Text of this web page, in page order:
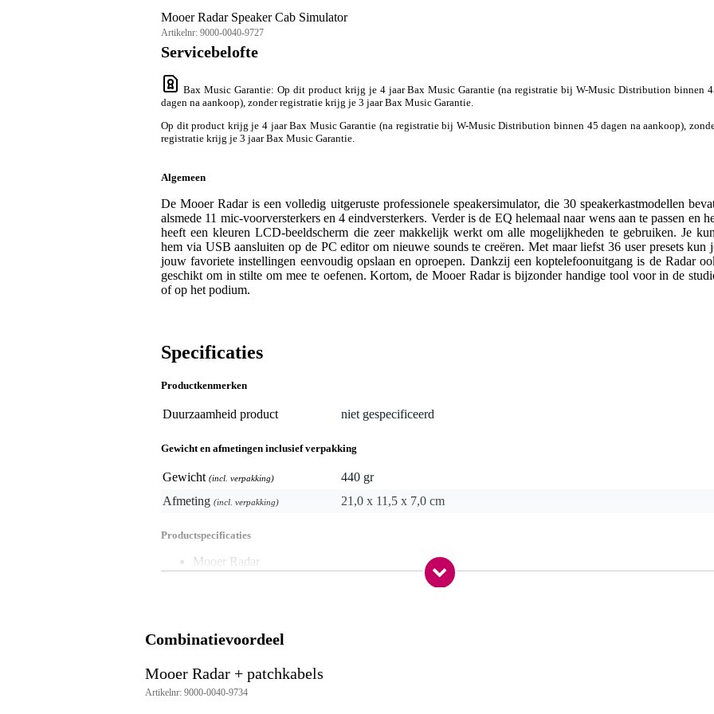
Mooer Radar Speaker Cab Simulator
Artikelnr: 9000-0040-9727
Servicebelofte
Bax Music Garantie: Op dit product krijg je 4 jaar Bax Music Garantie (na registratie bij W-Music Distribution binnen
dagen na aankoop), zonder registratie krijg je 3 jaar Bax Music Garantie.
Op dit product krijg je 4 jaar Bax Music Garantie (na registratie bij W-Music Distribution binnen 45 dagen na aankoop),
registratie krijg je 3 jaar Bax Music Garantie.
Algemeen
De Mooer Radar is een volledig uitgeruste professionele speakersimulator, die 30 speakerkastmodellen
alsmede 11 mic-voorversterkers en 4 eindversterkers. Verder is de EQ helemaal naar wens aan te passen en
heeft een kleuren LCD-beeldscherm die zeer makkelijk werkt om alle mogelijkheden te gebruiken. Je
hem via USB aansluiten op de PC editor om nieuwe sounds te creëren. Met maar liefst 36 user presets kun
jouw favoriete instellingen eenvoudig opslaan en oproepen. Dankzij een koptelefoonuitgang is de Radar
geschikt om in stilte om mee te oefenen. Kortom, de Mooer Radar is bijzonder handige tool voor in de
of op het podium.
Specificaties
Productkenmerken
Duurzaamheid product niet gespecificeerd
Gewicht en afmetingen inclusief verpakking
Gewicht (incl. verpakking)
440 gr
Afmeting (incl. verpakking) 21,0 x 11,5 x 7,0 cm
Productspecificaties
Mooer Radar
type effect: speakersimulator
volledig op maat instelbare EQ
36 gebruikersinstellingen
menubediening knop/roterende schakelaar voor keuze en instellen
6.3 mm mono IN/UIT jacks
Combinatievoordeel
Mooer Radar + patchkabels
Artikelnr: 9000-0040-9734